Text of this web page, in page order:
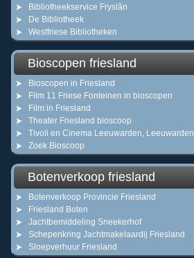
Bibliotheekservice Fryslân
De Bibliotheek
Westfriese Bibliotheken
Bioscopen friesland
Bioscopen in Friesland
Film 11 Friese Fonteinen in bioscopen
Film in Friesland
Theater Friesland bioscoop
Tivoli en Cinema Leeuwarden, Leeuwarden
Zoek Bioscoop
Botenverkoop friesland
Botenverkoop Provincie Friesland
Friesland Boten
Jachtbemiddeling Sneekerhof
Schepenkring Jachtmakelaardij Friesland
Sloepverhuur Friesland